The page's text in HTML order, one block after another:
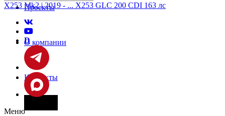
Проекты
О компании
Контакты
X253 Mk2 | 2019 - ... X253 GLC 200 CDI 163 лс
D
Меню